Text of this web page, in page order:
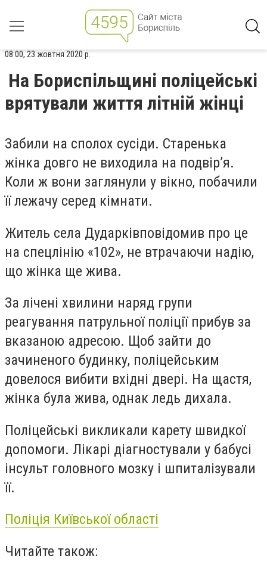
08:00, 23 жовтня 2020 р.
На Бориспільщині поліцейські
врятували життя літній жінці
Забили на сполох сусіди. Старенька
жінка довго не виходила на подвір’я.
Коли ж вони заглянули у вікно, побачили
її лежачу серед кімнати.
Житель села Дударківповідомив про це
на спецлінію «102», не втрачаючи надію,
що жінка ще жива.
За лічені хвилини наряд групи
реагування патрульної поліції прибув за
вказаною адресою. Щоб зайти до
зачиненого будинку, поліцейським
довелося вибити вхідні двері. На щастя,
жінка була жива, однак ледь дихала.
Поліцейські викликали карету швидкої
допомоги. Лікарі діагностували у бабусі
інсульт головного мозку і шпиталізували
її.
Поліція Київської області
Читайте також: